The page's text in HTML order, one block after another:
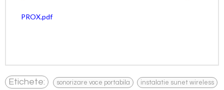
PROX.pdf
Etichete: sonorizare voce portabila instalatie sunet wireless